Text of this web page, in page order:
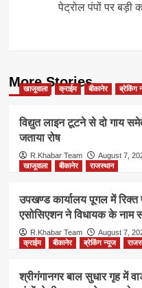
पेट्रोल पंपों पर बड़ी
More Stories
खाजूवाला क्राईम बीकानेर ब्रेकिंग
विद्युत लाइन टूटने से दो गाय
जताया रोष
R.Khabar Team
August 7,
खाजूवाला
बीकानेर राजस्थान
उपखण्ड कार्यालय पूगल में रिक्त
एसोसिएशन ने विधायक के नाम
R.Khabar Team
August 7,
क्राईम
बीकानेर ब्रेकिंग न्यूज
श्रीगंगानगर बाल सुधार गृह में